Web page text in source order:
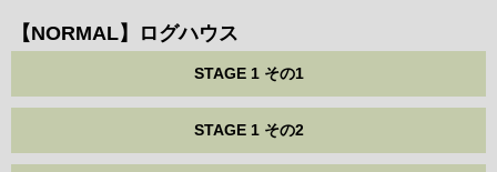
【NORMAL】ログハウス
STAGE 1 その1
STAGE 1 その2